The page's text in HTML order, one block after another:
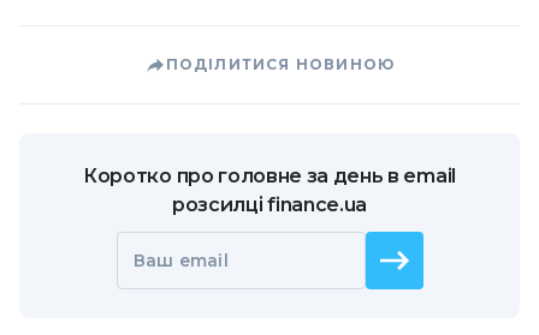
ПОДІЛИТИСЯ НОВИНОЮ
Коротко про головне за день в email
розсилці finance.ua
Ваш email